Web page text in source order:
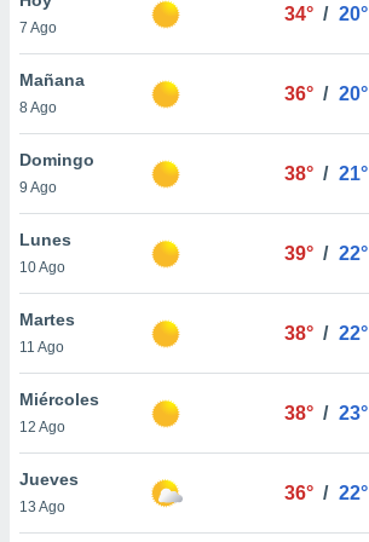
en
más
nuestra
de
cookies
aceptar
7 Ago
34° / 20°
Mañana
8 Ago
36° / 20°
Domingo
9 Ago
38° / 21°
Lunes
10 Ago
39° / 22°
Martes
11 Ago
38° / 22°
Miércoles
12 Ago
38° / 23°
Jueves
13 Ago
36° / 22°